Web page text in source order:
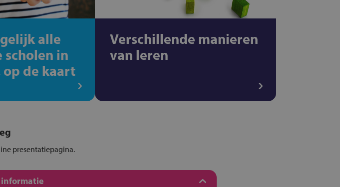
alle
in
op de kaart
Verschillende manieren
van leren
presentatiepagina.